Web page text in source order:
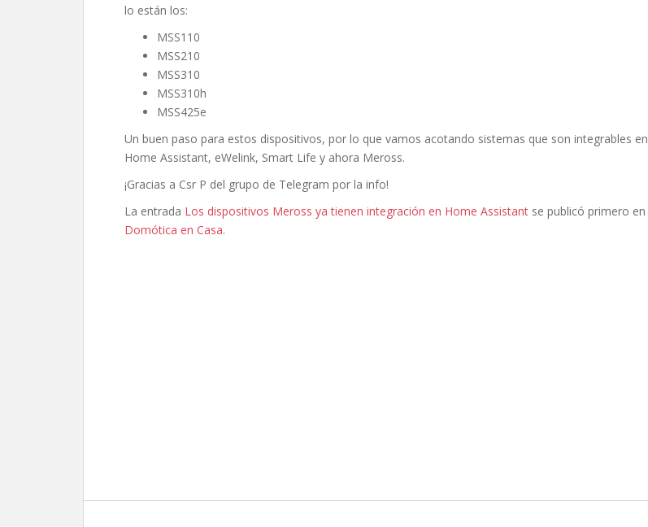
lo están los:
MSS110
MSS210
MSS310
MSS310h
MSS425e
Un buen paso para estos dispositivos, por lo que vamos acotando sistemas que son integrables en
Home Assistant, eWelink, Smart Life y ahora Meross.
¡Gracias a Csr P del grupo de Telegram por la info!
La entrada Los dispositivos Meross ya tienen integración en Home Assistant se publicó primero en
Domótica en Casa.